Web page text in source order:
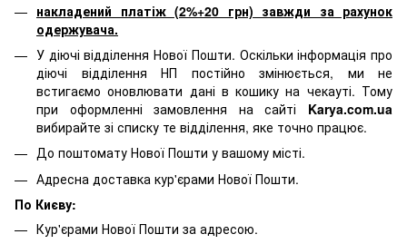
накладений платіж (2%+20 грн) завжди за рахунок
одержувача.
У діючі відділення Нової Пошти. Оскільки інформація про
діючі відділення НП постійно змінюється, ми не
встигаємо оновлювати дані в кошику на чекауті. Тому
при оформленні замовлення на сайті Karya.com.ua
вибирайте зі списку те відділення, яке точно працює.
До поштомату Нової Пошти у вашому місті.
Адресна доставка кур'єрами Нової Пошти.
По Києву:
Кур'єрами Нової Пошти за адресою.